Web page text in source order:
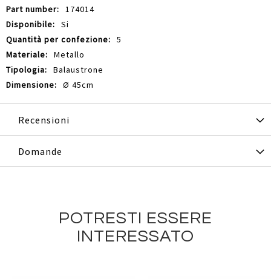
174014
Si
5
Metallo
Balaustrone
Ø 45cm
Recensioni
Domande
POTRESTI ESSERE
INTERESSATO